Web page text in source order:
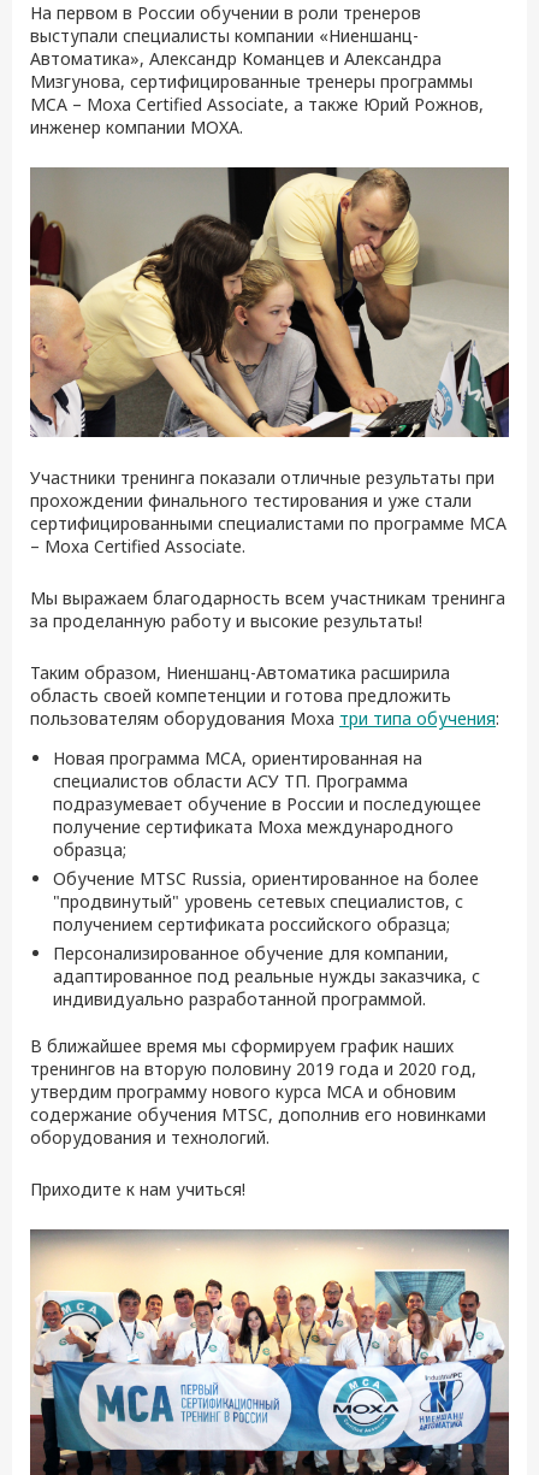
На первом в России обучении в роли тренеров
выступали специалисты компании «Ниеншанц-
Автоматика», Александр Команцев и Александра
Мизгунова, сертифицированные тренеры программы
MCA – Moxa Certified Associate, а также Юрий Рожнов,
инженер компании MOXA.
Участники тренинга показали отличные результаты при
прохождении финального тестирования и уже стали
сертифицированными специалистами по программе MCA
– Moxa Certified Associate.
Мы выражаем благодарность всем участникам тренинга
за проделанную работу и высокие результаты!
Таким образом, Ниеншанц-Автоматика расширила
область своей компетенции и готова предложить
пользователям оборудования Moxa три типа обучения:
Новая программа MCA, ориентированная на
специалистов области АСУ ТП. Программа
подразумевает обучение в России и последующее
получение сертификата Moxa международного
образца;
Обучение MTSC Russia, ориентированное на более
"продвинутый" уровень сетевых специалистов, с
получением сертификата российского образца;
Персонализированное обучение для компании,
адаптированное под реальные нужды заказчика, с
индивидуально разработанной программой.
В ближайшее время мы сформируем график наших
тренингов на вторую половину 2019 года и 2020 год,
утвердим программу нового курса MCA и обновим
содержание обучения MTSC, дополнив его новинками
оборудования и технологий.
Приходите к нам учиться!